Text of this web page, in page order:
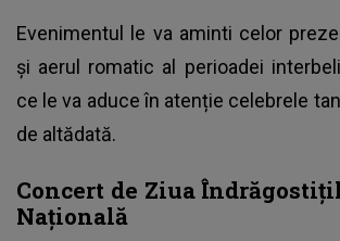
Evenimentul le va aminti celor
și aerul romatic al perioadei
ce le va aduce în atenție celebrele
de altădată.
Concert de Ziua
Națională